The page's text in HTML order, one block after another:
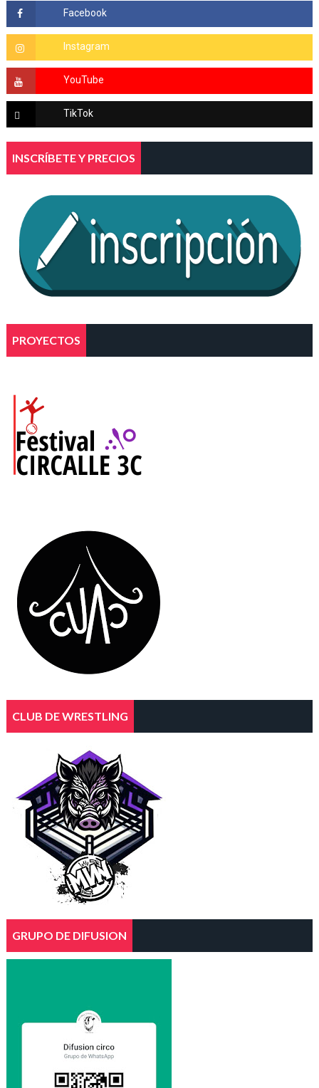
INSCRÍBETE Y PRECIOS
PROYECTOS
CLUB DE WRESTLING
GRUPO DE DIFUSION